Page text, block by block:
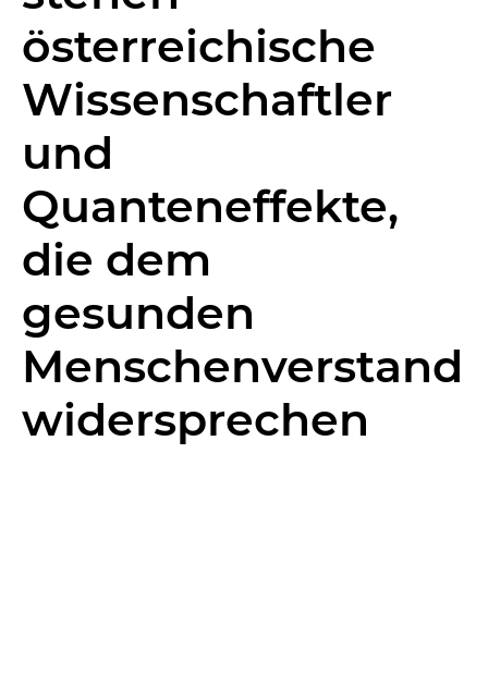
österreichische
Wissenschaftler
und
Quanteneffekte,
die dem
gesunden
Menschenverstand
widersprechen